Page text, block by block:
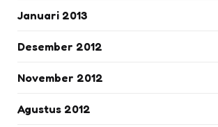
Januari 2013
Desember 2012
November 2012
Agustus 2012